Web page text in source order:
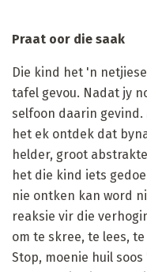
Praat oor die saak
Die kind het 'n
tafel gevou. Nadat jy
selfoon daarin
het ek ontdek dat
helder, groot
het die kind iets
nie ontken kan word
reaksie vir die
om te skree, te lees,
Stop, moenie huil